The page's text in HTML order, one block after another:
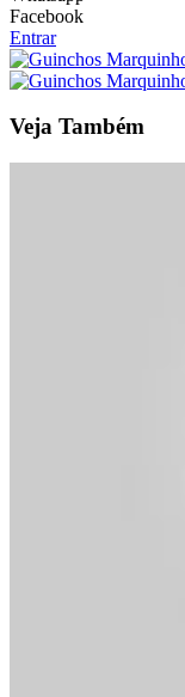
Facebook
Entrar
Veja Também